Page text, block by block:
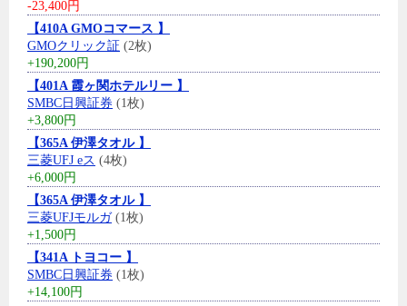
-23,400円
【410A GMOコマース 】
GMOクリック証 (2枚)
+190,200円
【401A 霞ヶ関ホテルリー 】
SMBC日興証券 (1枚)
+3,800円
【365A 伊澤タオル 】
三菱UFJ eス (4枚)
+6,000円
【365A 伊澤タオル 】
三菱UFJモルガ(1枚)
+1,500円
【341A トヨコー 】
SMBC日興証券 (1枚)
+14,100円